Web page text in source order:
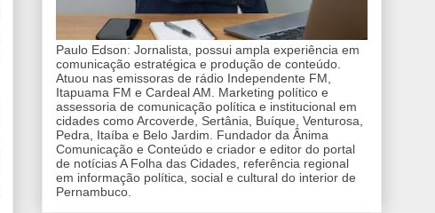
Paulo Edson: Jornalista, possui ampla experiência em
comunicação estratégica e produção de conteúdo.
Atuou nas emissoras de rádio Independente FM,
Itapuama FM e Cardeal AM. Marketing político e
assessoria de comunicação política e institucional em
cidades como Arcoverde, Sertânia, Buíque, Venturosa,
Pedra, Itaíba e Belo Jardim. Fundador da Ânima
Comunicação e Conteúdo e criador e editor do portal
de notícias A Folha das Cidades, referência regional
em informação política, social e cultural do interior de
Pernambuco.